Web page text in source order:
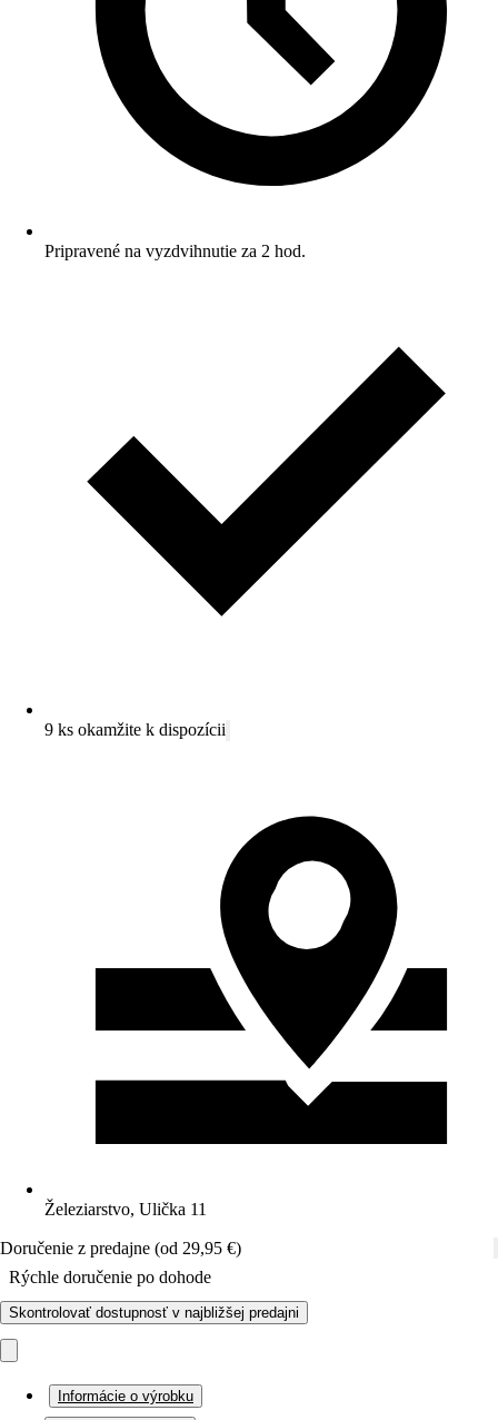
Pripravené na vyzdvihnutie za 2 hod.
9 ks okamžite k dispozícii
Železiarstvo, Ulička 11
Doručenie z predajne (od 29,95 €)
Rýchle doručenie po dohode
Skontrolovať dostupnosť v najbližšej predajni
Informácie o výrobku